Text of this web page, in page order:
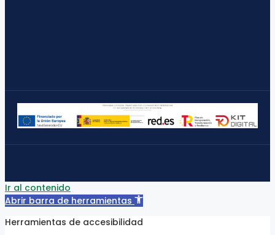
Ir al contenido
Abrir barra de herramientas
Herramientas de accesibilidad